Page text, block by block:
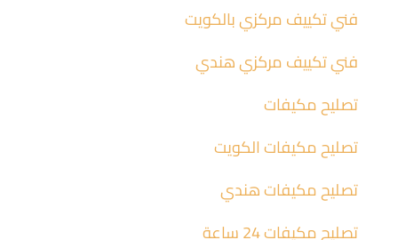
فني تكييف مركزي بالكويت
فني تكييف مركزي هندي
تصليح مكيفات
تصليح مكيفات الكويت
تصليح مكيفات هندي
تصليح مكيفات 24 ساعة